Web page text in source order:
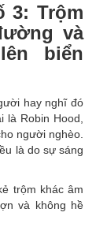
3: Trộm
và
biển
hay nghĩ đó
Robin Hood,
người nghèo.
là do sự sáng
trộm khác âm
và không hề